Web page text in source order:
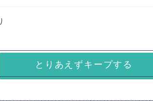
とりあえずキープする